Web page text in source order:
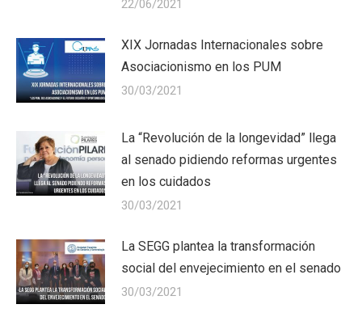
22/06/2021
XIX Jornadas Internacionales sobre
Asociacionismo en los PUM
30/03/2021
La “Revolución de la longevidad” llega
al senado pidiendo reformas urgentes
en los cuidados
30/03/2021
La SEGG plantea la transformación
social del envejecimiento en el senado
30/03/2021